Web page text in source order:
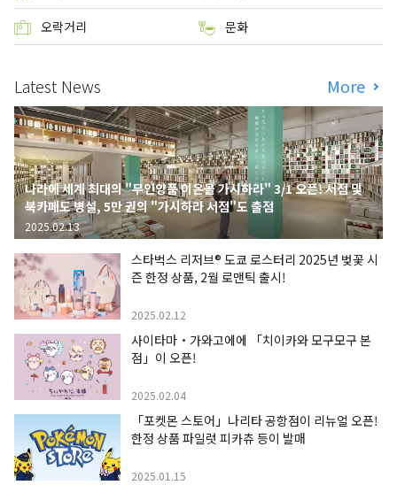
오락거리 문화
Latest News More
나라에 세계 최대의 "무인양품 이온몰 가시하라" 3/1 오픈! 서점 및
북카페도 병설, 5만 권의 "가시하라 서점"도 출점
2025.02.13
스타벅스 리저브® 도쿄 로스터리 2025년 벚꽃 시
즌 한정 상품, 2월 로맨틱 출시!
2025.02.12
사이타마・가와고에에 「치이카와 모구모구 본
점」이 오픈!
2025.02.04
「포켓몬 스토어」나리타 공항점이 리뉴얼 오픈!
한정 상품 파일럿 피카츄 등이 발매
2025.01.15